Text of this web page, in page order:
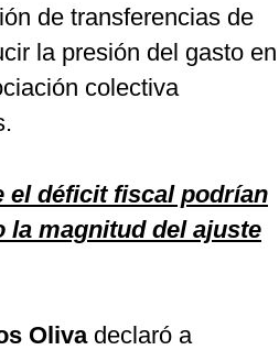
de transferencias de
la presión del gasto en
colectiva
el déficit fiscal podrían
magnitud del ajuste
Oliva declaró a